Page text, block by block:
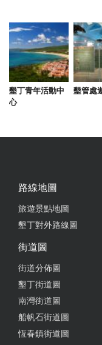
地點很好，過
子就可以到墾
檯人員親切有
服務親切！
好！
地點很方便，
排，風景很美
好，乾淨～
墾丁青年活動中
心
墾管處
路線地圖
旅遊景點地圖
墾丁對外路線圖
街道圖
街道分佈圖
墾丁街道圖
南灣街道圖
船帆石街道圖
恆春鎮街道圖